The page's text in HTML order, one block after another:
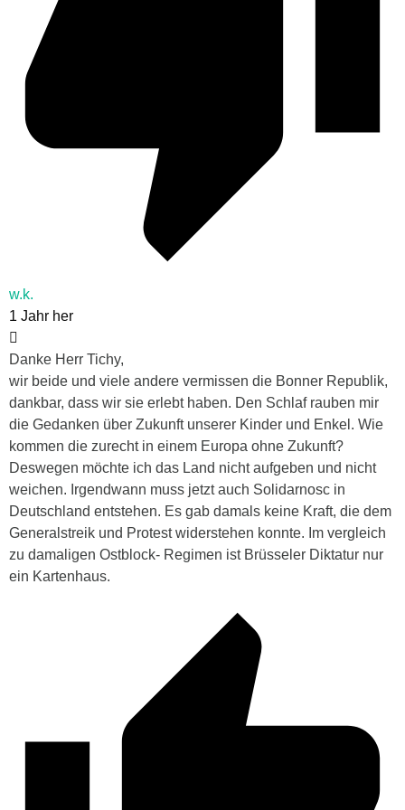
w.k.
1 Jahr her
Danke Herr Tichy,
wir beide und viele andere vermissen die Bonner Republik,
dankbar, dass wir sie erlebt haben. Den Schlaf rauben mir
die Gedanken über Zukunft unserer Kinder und Enkel. Wie
kommen die zurecht in einem Europa ohne Zukunft?
Deswegen möchte ich das Land nicht aufgeben und nicht
weichen. Irgendwann muss jetzt auch Solidarnosc in
Deutschland entstehen. Es gab damals keine Kraft, die dem
Generalstreik und Protest widerstehen konnte. Im vergleich
zu damaligen Ostblock- Regimen ist Brüsseler Diktatur nur
ein Kartenhaus.